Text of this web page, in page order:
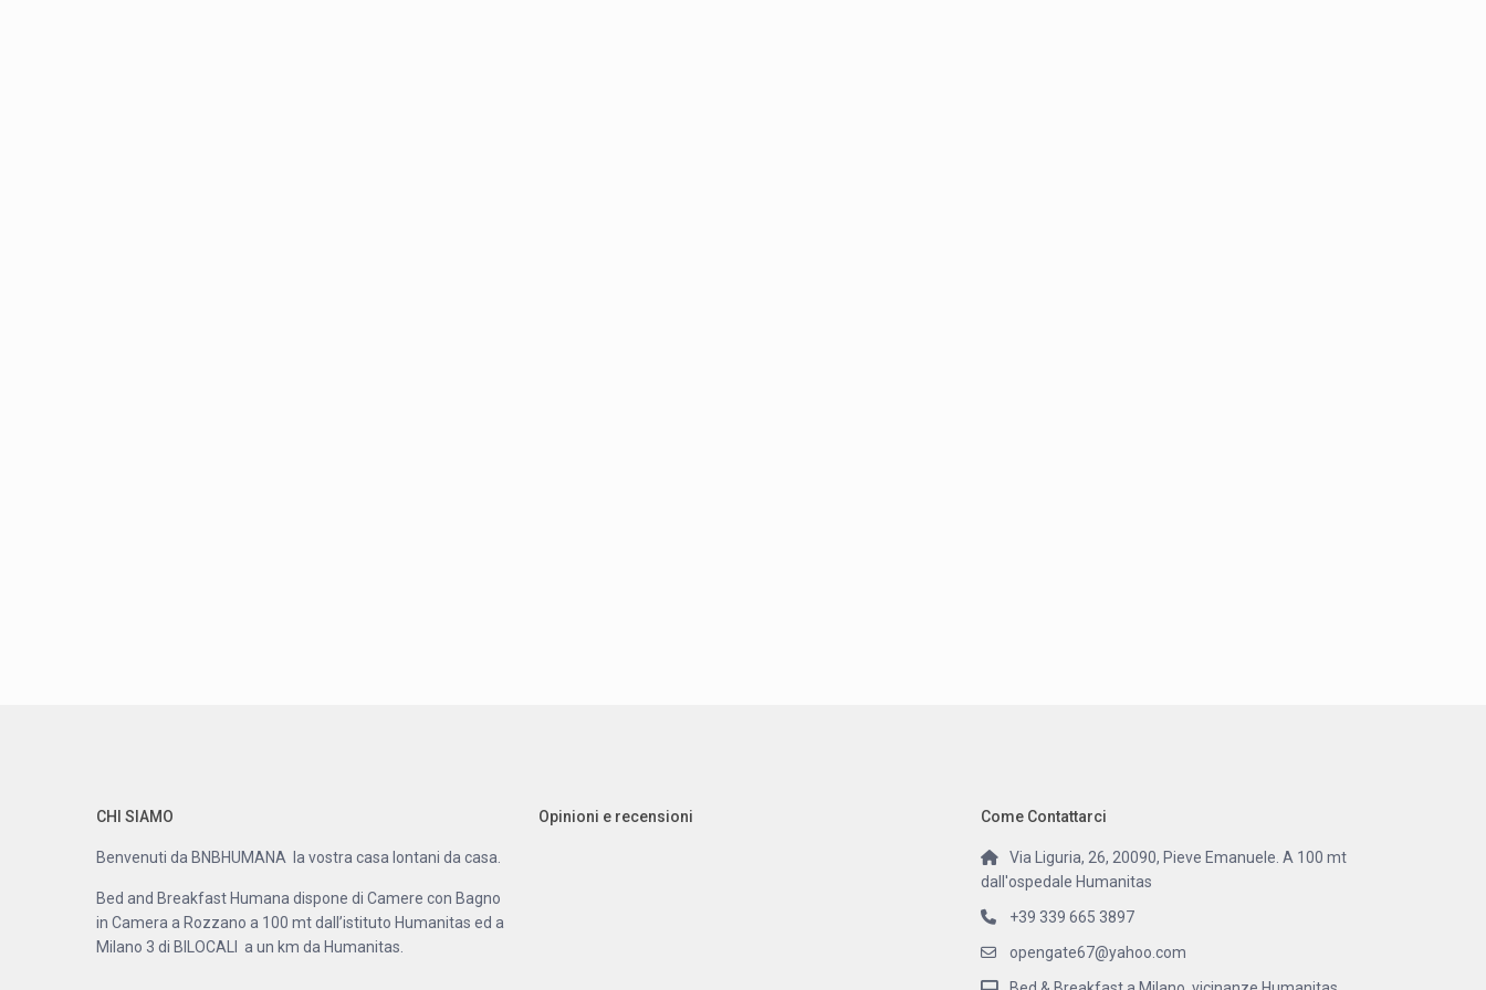
CHI SIAMO
Benvenuti da BNBHUMANA la vostra casa lontani da casa.
Bed and Breakfast Humana dispone di Camere con Bagno
in Camera a Rozzano a 100 mt dall’istituto Humanitas ed a
Milano 3 di BILOCALI a un km da Humanitas.
Opinioni e recensioni Come Contattarci
Via Liguria, 26, 20090, Pieve Emanuele. A 100 mt
dall'ospedale Humanitas
+39 339 665 3897
opengate67@yahoo.com